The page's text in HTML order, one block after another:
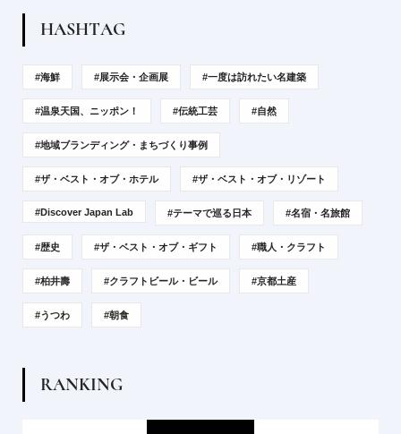
HASHTAG
#海鮮 #展示会・企画展 #一度は訪れたい名建築
#温泉天国、ニッポン！ #伝統工芸 #自然
#地域ブランディング・まちづくり事例
#ザ・ベスト・オブ・ホテル #ザ・ベスト・オブ・リゾート
#Discover Japan Lab #テーマで巡る日本 #名宿・名旅館
#歴史 #ザ・ベスト・オブ・ギフト #職人・クラフト
#柏井壽 #クラフトビール・ビール #京都土産
#うつわ #朝食
RANKING